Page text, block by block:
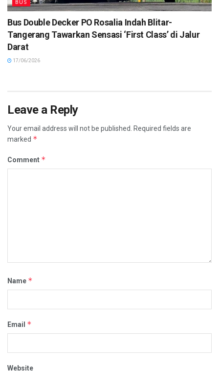
BUS
Bus Double Decker PO Rosalia Indah Blitar-
Tangerang Tawarkan Sensasi ‘First Class’ di Jalur
Darat
17/06/2026
Leave a Reply
Your email address will not be published. Required fields are
marked *
Comment *
Name *
Email *
Website